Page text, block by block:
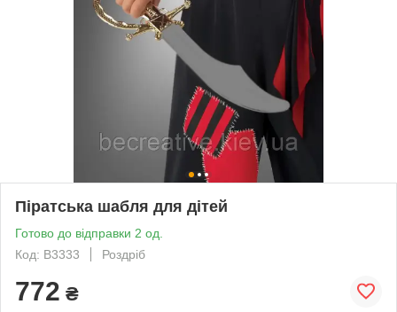
Піратська шабля для дітей
Готово до відправки 2 од.
Код: B3333
Роздріб
772 ₴